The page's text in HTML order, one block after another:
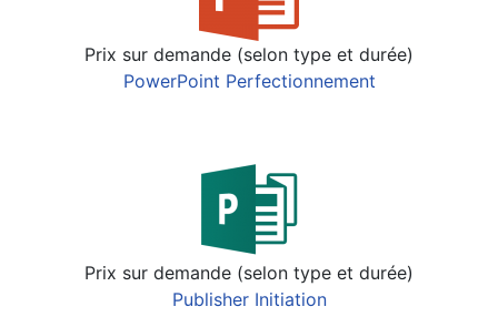
Prix sur demande (selon type et durée)
PowerPoint Perfectionnement
Prix sur demande (selon type et durée)
Publisher Initiation